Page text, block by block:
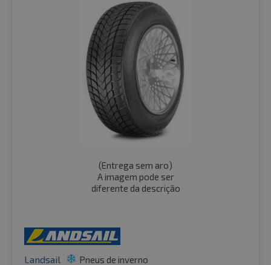
(Entrega sem aro)
A imagem pode ser
diferente da descrição
Landsail Pneus de inverno